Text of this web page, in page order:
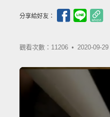
分享給好友：
觀看次數：11206 • 2020-09-29